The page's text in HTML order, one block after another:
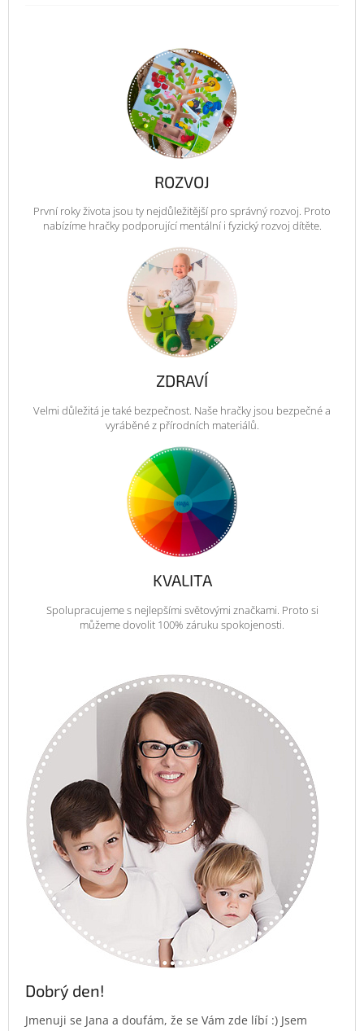
ROZVOJ
První roky života jsou ty nejdůležitější pro správný rozvoj. Proto
nabízíme hračky podporující mentální i fyzický rozvoj dítěte.
ZDRAVÍ
Velmi důležitá je také bezpečnost. Naše hračky jsou bezpečné a
vyráběné z přírodních materiálů.
KVALITA
Spolupracujeme s nejlepšími světovými značkami. Proto si
můžeme dovolit 100% záruku spokojenosti.
Dobrý den!
Jmenuji se Jana a doufám, že se Vám zde líbí :) Jsem